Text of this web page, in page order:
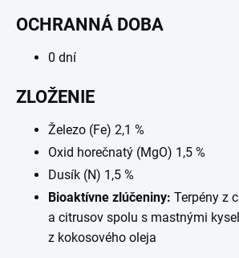
OCHRANNÁ DOBA
0 dní
ZLOŽENIE
Železo (Fe) 2,1 %
Oxid horečnatý (MgO) 1,5 %
Dusík (N) 1,5 %
Bioaktívne zlúčeniny: Terpény z
a citrusov spolu s mastnými
z kokosového oleja